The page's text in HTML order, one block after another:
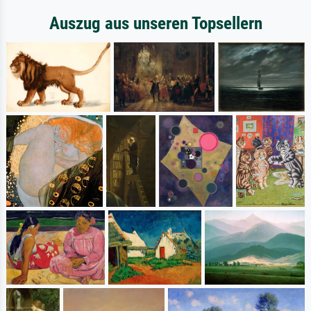
Auszug aus unseren Topsellern